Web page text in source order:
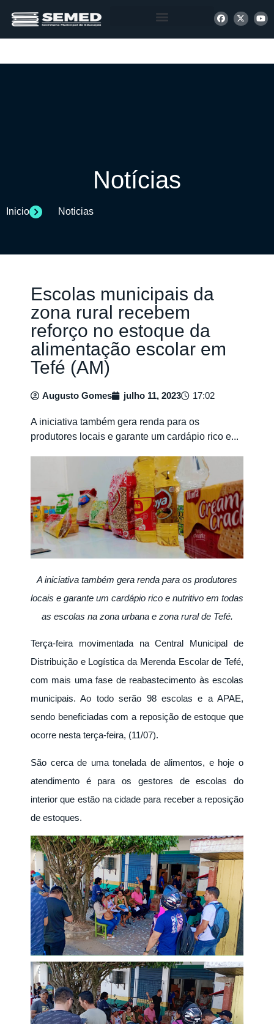
Notícias
Inicio Noticias
Escolas municipais da
zona rural recebem
reforço no estoque da
alimentação escolar em
Tefé (AM)
Augusto Gomes julho 11, 2023 17:02
A iniciativa também gera renda para os
produtores locais e garante um cardápio rico e...
A iniciativa também gera renda para os produtores
locais e garante um cardápio rico e nutritivo em todas
as escolas na zona urbana e zona rural de Tefé.
Terça-feira movimentada na Central Municipal de
Distribuição e Logística da Merenda Escolar de Tefé,
com mais uma fase de reabastecimento às escolas
municipais. Ao todo serão 98 escolas e a APAE,
sendo beneficiadas com a reposição de estoque que
ocorre nesta terça-feira, (11/07).
São cerca de uma tonelada de alimentos, e hoje o
atendimento é para os gestores de escolas do
interior que estão na cidade para receber a reposição
de estoques.